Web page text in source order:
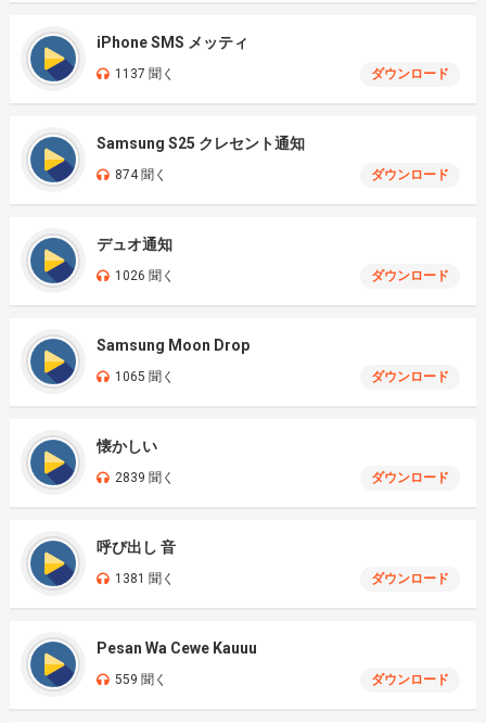
iPhone SMS メッティ
1137 聞く ダウンロード
Samsung S25 クレセント通知
874 聞く ダウンロード
デュオ通知
1026 聞く ダウンロード
Samsung Moon Drop
1065 聞く ダウンロード
懐かしい
2839 聞く ダウンロード
呼び出し 音
1381 聞く ダウンロード
Pesan Wa Cewe Kauuu
559 聞く ダウンロード